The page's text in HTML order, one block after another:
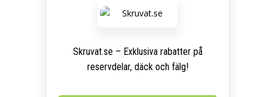
Skruvat.se – Exklusiva rabatter på
reservdelar, däck och fälg!